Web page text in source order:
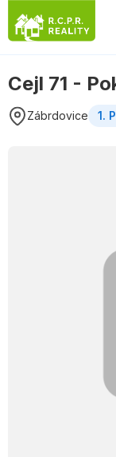
Cejl 71 -
Zábrdovice 1.